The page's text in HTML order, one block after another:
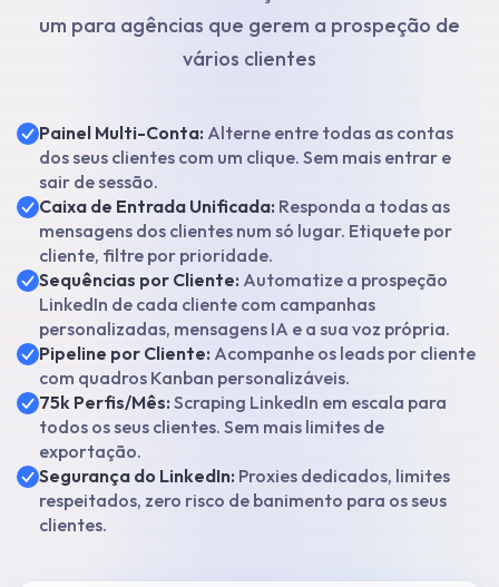
um para agências que gerem a prospeção de
vários clientes
Painel Multi-Conta: Alterne entre todas as contas
dos seus clientes com um clique. Sem mais entrar e
sair de sessão.
Caixa de Entrada Unificada: Responda a todas as
mensagens dos clientes num só lugar. Etiquete por
cliente, filtre por prioridade.
Sequências por Cliente: Automatize a prospeção
LinkedIn de cada cliente com campanhas
personalizadas, mensagens IA e a sua voz própria.
Pipeline por Cliente: Acompanhe os leads por cliente
com quadros Kanban personalizáveis.
75k Perfis/Mês: Scraping LinkedIn em escala para
todos os seus clientes. Sem mais limites de
exportação.
Segurança do LinkedIn: Proxies dedicados, limites
respeitados, zero risco de banimento para os seus
clientes.